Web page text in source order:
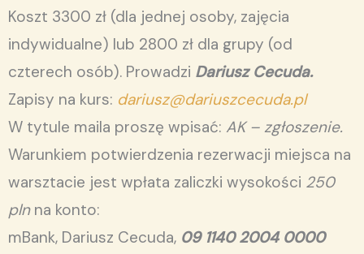
Koszt 3300 zł (dla jednej osoby, zajęcia
indywidualne) lub 2800 zł dla grupy (od
czterech osób). Prowadzi Dariusz Cecuda.
Zapisy na kurs: dariusz@dariuszcecuda.pl
W tytule maila proszę wpisać: AK – zgłoszenie.
Warunkiem potwierdzenia rezerwacji miejsca na
warsztacie jest wpłata zaliczki wysokości 250
plnna konto:
mBank, Dariusz Cecuda, 09 1140 2004 0000